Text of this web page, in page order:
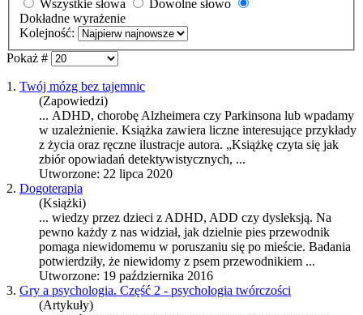
Wszystkie słowa
Dowolne słowo
Dokładne wyrażenie
Kolejność:
Pokaż #
1. Twój mózg bez tajemnic
(Zapowiedzi)
... ADHD, chorobę Alzheimera czy Parkinsona lub wpadamy
w uzależnienie. Książka zawiera liczne interesujące przykłady
z życia oraz ręczne ilustracje autora. „Książkę czyta się jak
zbiór opowiadań detektywistycznych, ...
Utworzone: 22 lipca 2020
2. Dogoterapia
(Książki)
... wiedzy przez dzieci z ADHD, ADD czy dysleksją. Na
pewno każdy z nas widział, jak dzielnie pies przewodnik
pomaga niewidomemu w poruszaniu się po mieście. Badania
potwierdziły, że niewidomy z psem przewodnikiem ...
Utworzone: 19 października 2016
3. Gry a psychologia. Część 2 - psychologia twórczości
(Artykuły)